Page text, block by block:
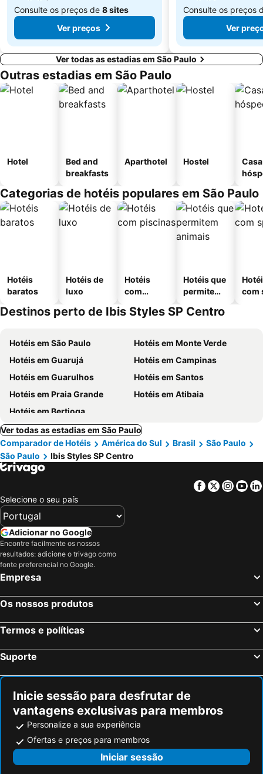
Consulte os preços de 8 sites
Ver preços
Consulte os preços
Ver
Ver todas as estadias em São Paulo
Outras estadias em São Paulo
Hotel
Bed and
breakfasts
Aparthotel Hostel
Categorias de hotéis populares em São Paulo
Hotéis
baratos
Hotéis de
luxo
Hotéis
com
Hotéis que
permitem
com
Destinos perto de Ibis Styles SP Centro
Hotéis em São Paulo
Hotéis em Monte Verde
Hotéis em Guarujá
Hotéis em Campinas
Hotéis em Guarulhos
Hotéis em Santos
Hotéis em Praia Grande
Hotéis em Atibaia
Hotéis em Bertioga
Ver todas as estadias em São Paulo
Comparador de Hotéis
América do Sul Brasil
São Paulo
São Paulo
Ibis Styles SP Centro
Facebook
Twitter
Selecione o seu país
Adicionar no Google
Encontre facilmente os nossos
resultados: adicione o trivago como
fonte preferencial no Google.
Empresa
Os nossos produtos
Termos e políticas
Suporte
Inicie sessão para desfrutar de
vantagens exclusivas para membros
Personalize a sua experiência
Ofertas e preços para membros
Iniciar sessão